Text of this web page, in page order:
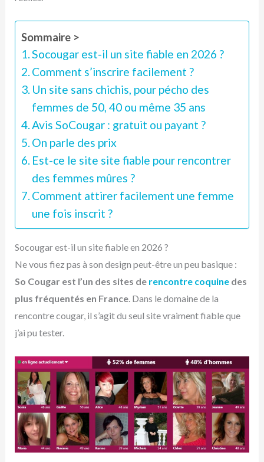
Sommaire >
Socougar est-il un site fiable en 2026 ?
Comment s’inscrire facilement ?
Un site sans chichis, pour pécho des
femmes de 50, 40 ou même 35 ans
Avis SoCougar : gratuit ou payant ?
On parle des prix
Est-ce le site site fiable pour rencontrer
des femmes mûres ?
Comment attirer facilement une femme
une fois inscrit ?
Socougar est-il un site fiable en 2026 ?
Ne vous fiez pas à son design peut-être un peu basique :
So Cougar est l’un des sites de rencontre coquinedes
plus fréquentés en France. Dans le domaine de la
rencontre cougar, il s’agit du seul site vraiment fiable que
j’ai pu tester.